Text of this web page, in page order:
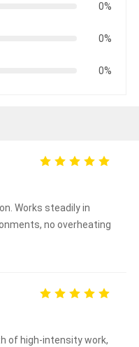
0%
0%
0%
Works steadily in
no overheating
of high-intensity work,